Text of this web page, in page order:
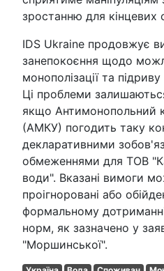
зростанню для кінцевих
IDS Ukraine продовжує
занепокоєння щодо
монополізації та
Ці проблеми
якщо Антимонопольний
(АМКУ) погодить таку
декларативними
обмеженнями для ТОВ
води". Вказані вимоги
проігноровані або
формальному
норм, як зазначено у
"Моршинської".